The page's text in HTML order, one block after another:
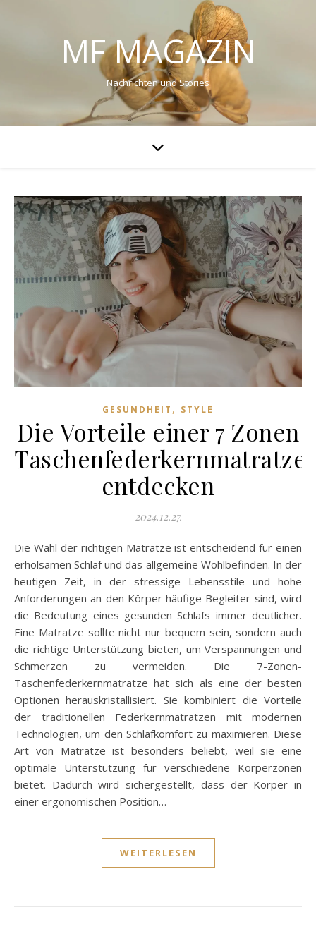
MF MAGAZIN
Nachrichten und Stories
GESUNDHEIT , STYLE
Die Vorteile einer 7 Zonen
Taschenfederkernmatratze
entdecken
2024.12.27.
Die Wahl der richtigen Matratze ist entscheidend für einen
erholsamen Schlaf und das allgemeine Wohlbefinden. In der
heutigen Zeit, in der stressige Lebensstile und hohe
Anforderungen an den Körper häufige Begleiter sind, wird
die Bedeutung eines gesunden Schlafs immer deutlicher.
Eine Matratze sollte nicht nur bequem sein, sondern auch
die richtige Unterstützung bieten, um Verspannungen und
Schmerzen zu vermeiden. Die 7-Zonen-
Taschenfederkernmatratze hat sich als eine der besten
Optionen herauskristallisiert. Sie kombiniert die Vorteile
der traditionellen Federkernmatratzen mit modernen
Technologien, um den Schlafkomfort zu maximieren. Diese
Art von Matratze ist besonders beliebt, weil sie eine
optimale Unterstützung für verschiedene Körperzonen
bietet. Dadurch wird sichergestellt, dass der Körper in
einer ergonomischen Position…
WEITERLESEN